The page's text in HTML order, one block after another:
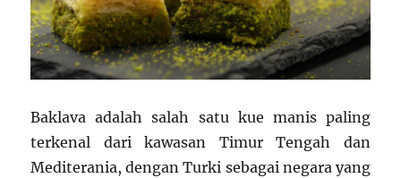
Baklava adalah salah satu kue manis paling
terkenal dari kawasan Timur Tengah dan
Mediterania, dengan Turki sebagai negara yang